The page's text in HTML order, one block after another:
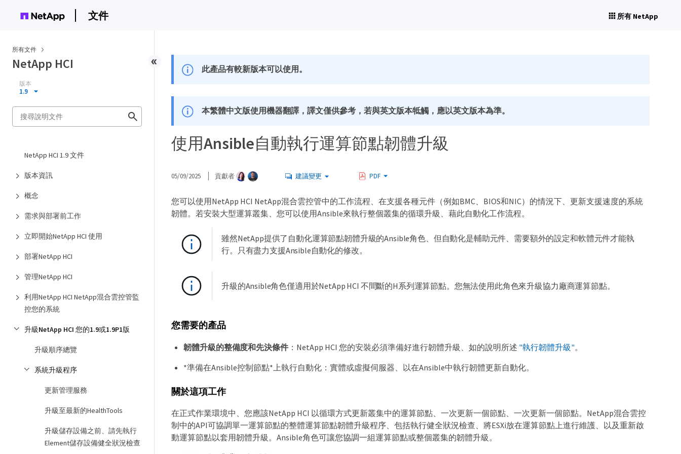
文件 所有 NetApp
所有文件
NetApp HCI
版本
1.9
NetApp HCI 1.9 文件
版本資訊
概念
需求與部署前工作
立即開始NetApp HCI 使用
部署NetApp HCI
管理NetApp HCI
利用NetApp HCI NetApp混合雲控管監
控您的系統
升級NetApp HCI 您的1.9或1.9P1版
升級順序總覽
系統升級程序
更新管理服務
升級至最新的HealthTools
升級儲存設備之前、請先執行
Element儲存設備健全狀況檢查
此產品有較新版本可以使用。
本繁體中文版使用機器翻譯，譯文僅供參考，若與英文版本牴觸，應以英文版本為準。
使用Ansible自動執行運算節點韌體升級
05/09/2025 貢獻者 建議變更 PDF
您可以使用NetApp HCI NetApp混合雲控管中的工作流程、在支援各種元件（例如BMC、BIOS和NIC）的情況下、更新支援速度的系統
韌體。若安裝大型運算叢集、您可以使用Ansible來執行整個叢集的循環升級、藉此自動化工作流程。
雖然NetApp提供了自動化運算節點韌體升級的Ansible角色、但自動化是輔助元件、需要額外的設定和軟體元件才能執
行。只有盡力支援Ansible自動化的修改。
升級的Ansible角色僅適用於NetApp HCI 不間斷的H系列運算節點。您無法使用此角色來升級協力廠商運算節點。
您需要的產品
韌體升級的整備度和先決條件：NetApp HCI 您的安裝必須準備好進行韌體升級、如的說明所述 "執行韌體升級"。
*準備在Ansible控制節點*上執行自動化：實體或虛擬伺服器、以在Ansible中執行韌體更新自動化。
關於這項工作
在正式作業環境中、您應該NetApp HCI 以循環方式更新叢集中的運算節點、一次更新一個節點、一次更新一個節點。NetApp混合雲控
制中的API可協調單一運算節點的整體運算節點韌體升級程序、包括執行健全狀況檢查、將ESXi放在運算節點上進行維護、以及重新啟
動運算節點以套用韌體升級。Ansible角色可讓您協調一組運算節點或整個叢集的韌體升級。